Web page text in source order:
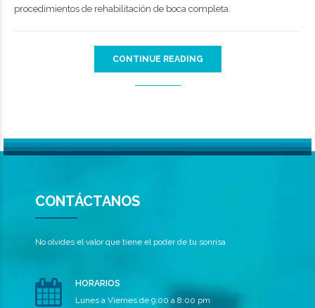
procedimientos de rehabilitación de boca completa.
CONTINUE READING
CONTÁCTANOS
No olvides el valor que tiene el poder de tu sonrisa
HORARIOS
Lunes a Viernes de 9:00 a 8:00 pm